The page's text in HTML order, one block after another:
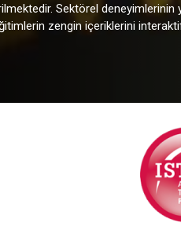
Sektörel deneyimlerinin
zengin içeriklerini